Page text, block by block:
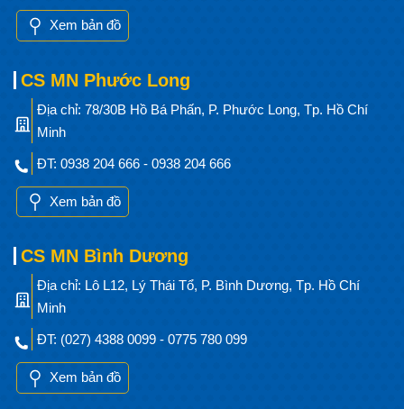
Xem bản đồ
CS MN Phước Long
Địa chỉ: 78/30B Hồ Bá Phấn, P. Phước Long, Tp. Hồ Chí
Minh
ĐT: 0938 204 666 - 0938 204 666
Xem bản đồ
CS MN Bình Dương
Địa chỉ: Lô L12, Lý Thái Tổ, P. Bình Dương, Tp. Hồ Chí
Minh
ĐT: (027) 4388 0099 - 0775 780 099
Xem bản đồ